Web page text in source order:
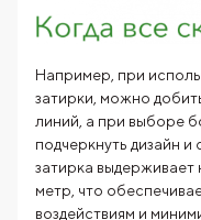
Например, при
затирки, можно
линий, а при выборе
подчеркнуть дизайн и
затирка выдерживает
метр, что
воздействиям и